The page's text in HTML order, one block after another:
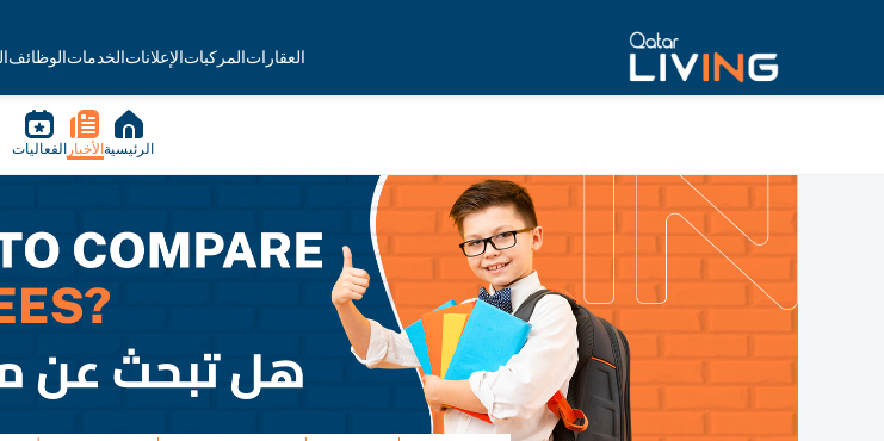
العقاراتالمركباتالإعلاناتالخدماتالوظائف
الرئيسية الأخبار الفعاليات